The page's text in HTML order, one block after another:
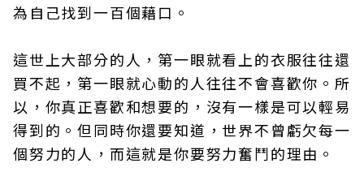
為自己找到一百個藉口。
這世上大部分的人，第一眼就看上的衣服往往還
買不起，第一眼就心動的人往往不會喜歡你。所
以，你真正喜歡和想要的，沒有一樣是可以輕易
得到的。但同時你還要知道，世界不曾虧欠每一
個努力的人，而這就是你要努力奮鬥的理由。